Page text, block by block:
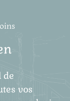
de
vos